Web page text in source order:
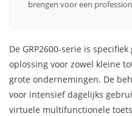
brengen voor een
De GRP2600-serie is
oplossing voor zowel kleine
grote ondernemingen. De
voor intensief dagelijks
virtuele multifunctionele